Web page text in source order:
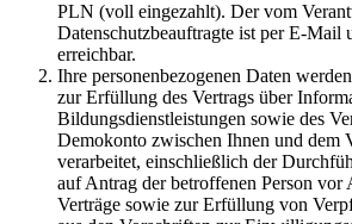
PLN (voll eingezahlt). Der vom
Datenschutzbeauftragte ist per E-Mail
erreichbar.
Ihre personenbezogenen Daten
zur Erfüllung des Vertrags über
Bildungsdienstleistungen sowie des
Demokonto zwischen Ihnen und dem
verarbeitet, einschließlich der
auf Antrag der betroffenen Person vor
Verträge sowie zur Erfüllung von